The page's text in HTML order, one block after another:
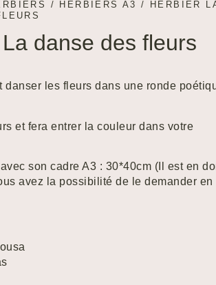
/ HERBIERS A3 / HERBIER
danse des fleurs
danser les fleurs dans une ronde
et fera entrer la couleur dans votre
son cadre A3 : 30*40cm (Il est en
avez la possibilité de le demander en